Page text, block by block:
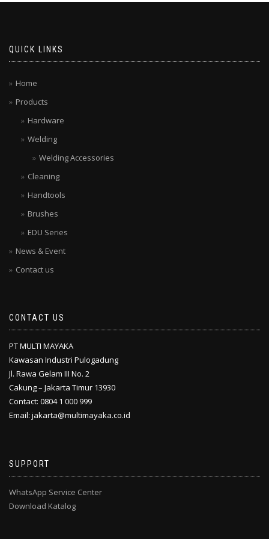
QUICK LINKS
Home
Products
Hardware
Welding
Welding Accessories
Cleaning
Handtools
Brushes
EDU Series
News & Event
Contact us
CONTACT US
PT MULTI MAYAKA
Kawasan Industri Pulogadung
Jl. Rawa Gelam III No. 2
Cakung – Jakarta Timur 13930
Contact: 0804 1 000 999
Email: jakarta@multimayaka.co.id
SUPPORT
WhatsApp Service Center
Download Katalog